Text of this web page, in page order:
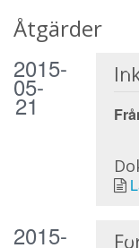
Åtgärder
2015-
05-
21
2015-